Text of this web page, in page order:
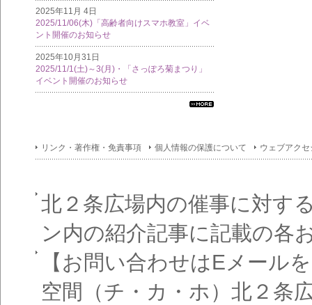
2025年11月 4日
2025/11/06(木)「高齢者向けスマホ教室」イベ
ント開催のお知らせ
2025年10月31日
2025/11/1(土)～3(月)・「さっぽろ菊まつり」
イベント開催のお知らせ
フォ
メー
覧
リンク・著作権・免責事項 個人情報の保護について ウェブアク
北２条広場内の催事に対す
ン内の紹介記事に記載の各
【お問い合わせはEメール
空間（チ・カ・ホ）北２条